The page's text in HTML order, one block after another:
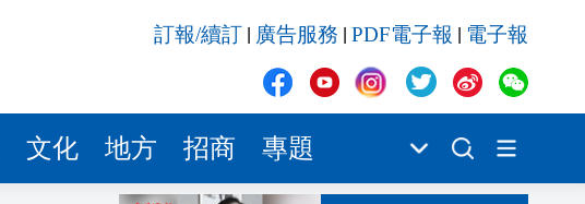
訂報/續訂 廣告服務 PDF電子報 電子報
文化 地方 招商 專題